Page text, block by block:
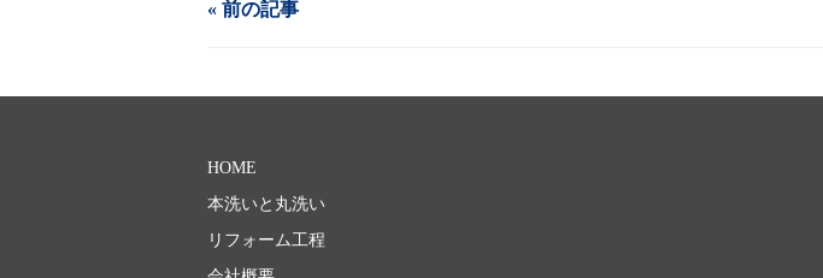
« 前の記事
HOME
本洗いと丸洗い
リフォーム工程